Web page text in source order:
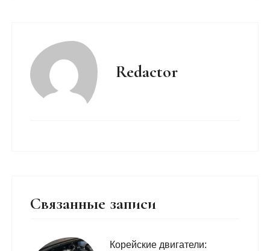
Redactor
Связанные записи
Корейские двигатели: